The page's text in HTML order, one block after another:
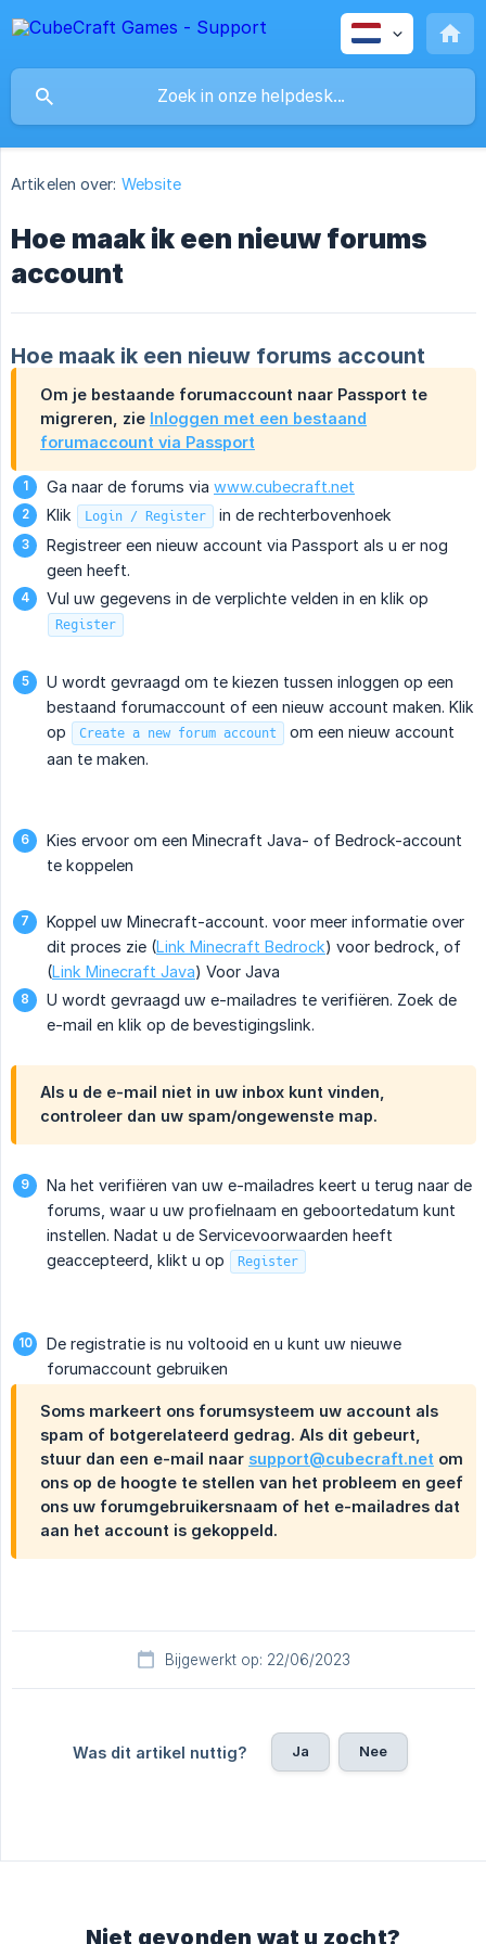
Artikelen over: Website
Hoe maak ik een nieuw forums
account
Hoe maak ik een nieuw forums account
Om je bestaande forumaccount naar Passport te
migreren, zie Inloggen met een bestaand
forumaccount via Passport
Ga naar de forums via www.cubecraft.net
Klik
Login / Register
in de rechterbovenhoek
Registreer een nieuw account via Passport als u er nog
geen heeft.
Vul uw gegevens in de verplichte velden in en klik op
Register
U wordt gevraagd om te kiezen tussen inloggen op een
bestaand forumaccount of een nieuw account maken. Klik
op
Create a new forum account
om een nieuw account
aan te maken.
Kies ervoor om een Minecraft Java- of Bedrock-account
te koppelen
Koppel uw Minecraft-account. voor meer informatie over
dit proces zie (Link Minecraft Bedrock) voor bedrock, of
(Link Minecraft Java) Voor Java
U wordt gevraagd uw e-mailadres te verifiëren. Zoek de
e-mail en klik op de bevestigingslink.
Als u de e-mail niet in uw inbox kunt vinden,
controleer dan uw spam/ongewenste map.
Na het verifiëren van uw e-mailadres keert u terug naar de
forums, waar u uw profielnaam en geboortedatum kunt
instellen. Nadat u de Servicevoorwaarden heeft
geaccepteerd, klikt u op
Register
De registratie is nu voltooid en u kunt uw nieuwe
forumaccount gebruiken
Soms markeert ons forumsysteem uw account als
spam of botgerelateerd gedrag. Als dit gebeurt,
stuur dan een e-mail naar support@cubecraft.net om
ons op de hoogte te stellen van het probleem en geef
ons uw forumgebruikersnaam of het e-mailadres dat
aan het account is gekoppeld.
Bijgewerkt op: 22/06/2023
Was dit artikel nuttig? Ja Nee
Niet gevonden wat u zocht?